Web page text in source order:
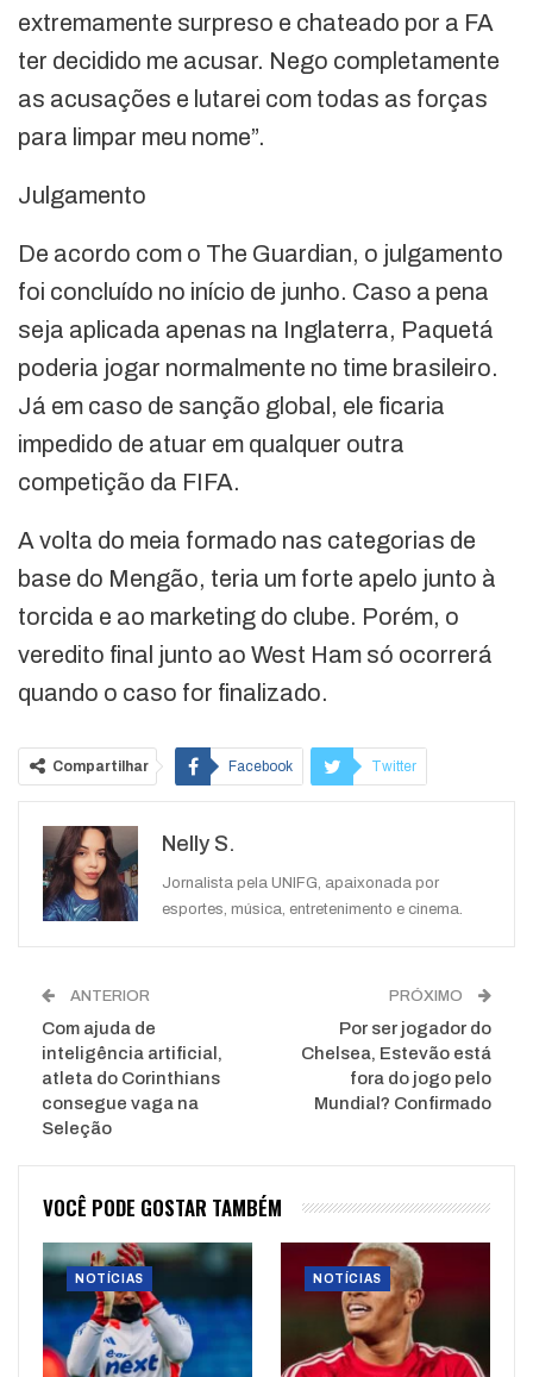
extremamente surpreso e chateado por a FA
ter decidido me acusar. Nego completamente
as acusações e lutarei com todas as forças
para limpar meu nome”.
Julgamento
De acordo com o The Guardian, o julgamento
foi concluído no início de junho. Caso a pena
seja aplicada apenas na Inglaterra, Paquetá
poderia jogar normalmente no time brasileiro.
Já em caso de sanção global, ele ficaria
impedido de atuar em qualquer outra
competição da FIFA.
A volta do meia formado nas categorias de
base do Mengão, teria um forte apelo junto à
torcida e ao marketing do clube. Porém, o
veredito final junto ao West Ham só ocorrerá
quando o caso for finalizado.
Compartilhar Facebook Twitter
WhatsApp
Nelly S.
Jornalista pela UNIFG, apaixonada por
esportes, música, entretenimento e cinema.
ANTERIOR
Com ajuda de
inteligência artificial,
atleta do Corinthians
consegue vaga na
Seleção
PRÓXIMO
Por ser jogador do
Chelsea, Estevão está
fora do jogo pelo
Mundial? Confirmado
VOCÊ PODE GOSTAR TAMBÉM
NOTÍCIAS NOTÍCIAS